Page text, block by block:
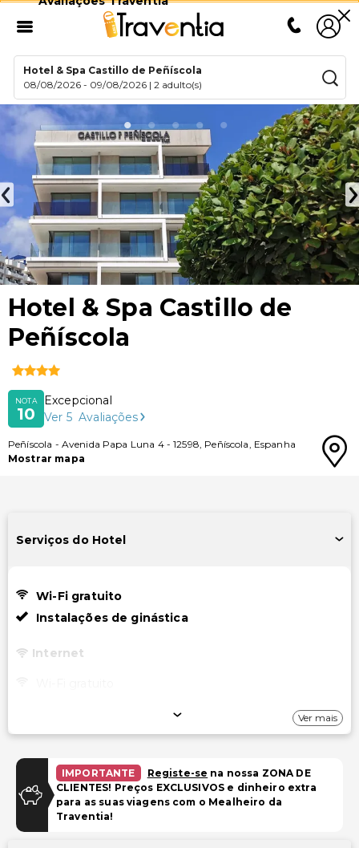
Hotel & Spa Castillo de Peñíscola
08/08/2026 - 09/08/2026 |2 adulto(s)
Hotel & Spa Castillo de
Peñíscola
NOTA
10
Excepcional
Ver 5 Avaliações
Peñíscola - Avenida Papa Luna 4-12598, Peñíscola, Espanha
Mostrar mapa
Serviços do Hotel
Wi-Fi gratuito
Instalações de ginástica
Internet
Piscina e Bem-estar
Serviços de spa no local
Sala(s) de tratamento de spa
Ver mais
IMPORTANTE Registe-se na nossa ZONA DE
CLIENTES! Preços EXCLUSIVOS e dinheiro extra
para as suas viagens com o Mealheiro da
Traventia!